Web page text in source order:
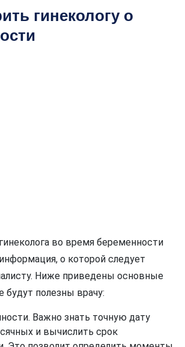
гинекологу о
во время беременности
о которой следует
Ниже приведены основные
полезны врачу:
Важно знать точную дату
и вычислить срок